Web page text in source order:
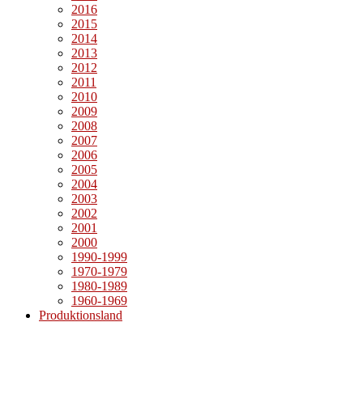
2016
2015
2014
2013
2012
2011
2010
2009
2008
2007
2006
2005
2004
2003
2002
2001
2000
1990-1999
1970-1979
1980-1989
1960-1969
Produktionsland